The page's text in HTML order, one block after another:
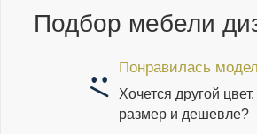
Подбор мебели
Понравилась
Хочется другой цвет,
размер и дешевле?